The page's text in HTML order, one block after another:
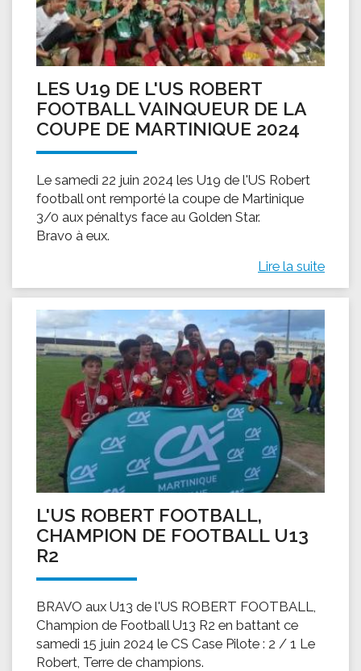
LES U19 DE L'US ROBERT
FOOTBALL VAINQUEUR DE LA
COUPE DE MARTINIQUE 2024
Le samedi 22 juin 2024 les U19 de l'US Robert
football ont remporté la coupe de Martinique
3/0 aux pénaltys face au Golden Star.
Bravo à eux.
Lire la suite
L'US ROBERT FOOTBALL,
CHAMPION DE FOOTBALL U13
R2
BRAVO aux U13 de l'US ROBERT FOOTBALL,
Champion de Football U13 R2 en battant ce
samedi 15 juin 2024 le CS Case Pilote : 2 / 1 Le
Robert, Terre de champions.